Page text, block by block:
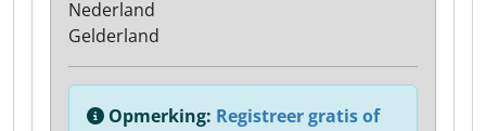
Nederland
Gelderland
Opmerking: Registreer gratis of